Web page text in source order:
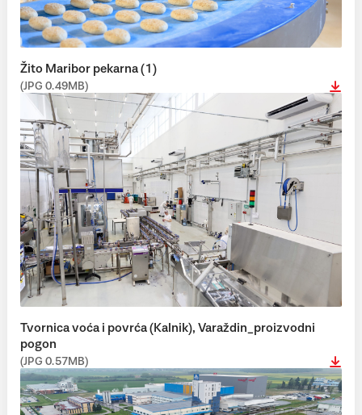
Žito Maribor pekarna (1)
(JPG 0.49MB)
Tvornica voća i povrća (Kalnik), Varaždin_proizvodni
pogon
(JPG 0.57MB)